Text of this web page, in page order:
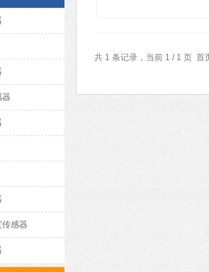
器
感器
共 1 条记录，当前 1 / 1 页